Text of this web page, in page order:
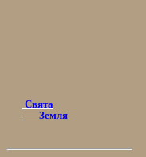
Свята
Земля